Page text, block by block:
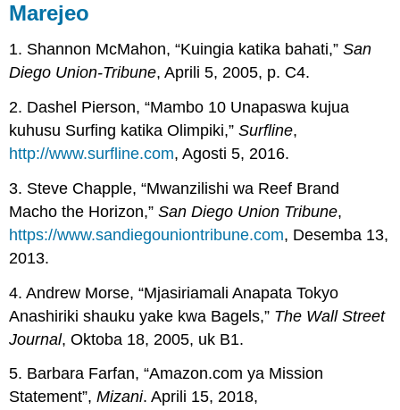
Marejeo
1. Shannon McMahon, “Kuingia katika bahati,”San
Diego Union-Tribune, Aprili 5, 2005, p. C4.
2. Dashel Pierson, “Mambo 10 Unapaswa kujua
kuhusu Surfing katika Olimpiki,”Surfline,
http://www.surfline.com, Agosti 5, 2016.
3. Steve Chapple, “Mwanzilishi wa Reef Brand
Macho the Horizon,”San Diego Union Tribune,
https://www.sandiegouniontribune.com, Desemba 13,
2013.
4. Andrew Morse, “Mjasiriamali Anapata Tokyo
Anashiriki shauku yake kwa Bagels,” The Wall Street
Journal, Oktoba 18, 2005, uk B1.
5. Barbara Farfan, “Amazon.com ya Mission
Statement”,Mizani. Aprili 15, 2018,